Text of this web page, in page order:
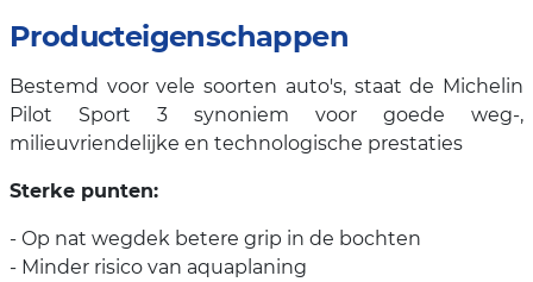
Producteigenschappen
Bestemd voor vele soorten auto's, staat de Michelin
Pilot Sport 3 synoniem voor goede weg-,
milieuvriendelijke en technologische prestaties
Sterke punten:
- Op nat wegdek betere grip in de bochten
- Minder risico van aquaplaning